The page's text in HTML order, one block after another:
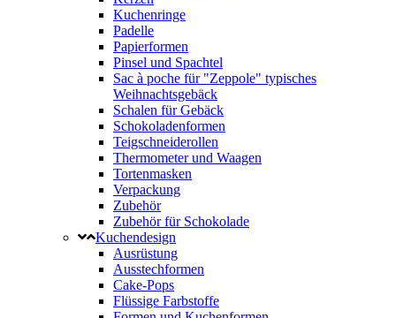
Kuchenringe
Padelle
Papierformen
Pinsel und Spachtel
Sac à poche für "Zeppole" typisches
Weihnachtsgebäck
Schalen für Gebäck
Schokoladenformen
Teigschneiderollen
Thermometer und Waagen
Tortenmasken
Verpackung
Zubehör
Zubehör für Schokolade
Kuchendesign
Ausrüstung
Ausstechformen
Cake-Pops
Flüssige Farbstoffe